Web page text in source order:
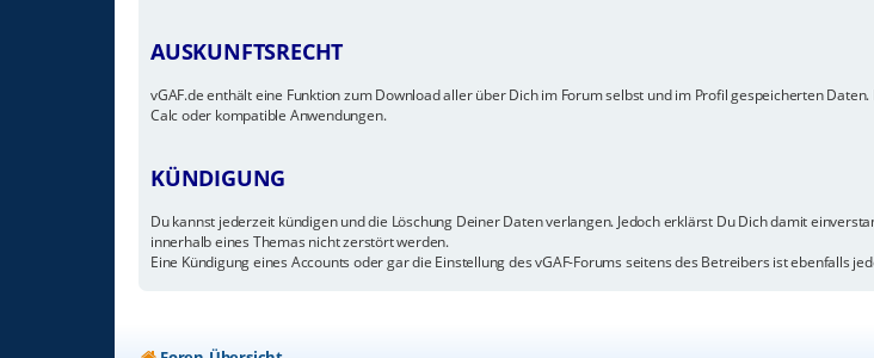
AUSKUNFTSRECHT
vGAF.de enthält eine Funktion zum Download aller über Dich im Forum selbst und im Profil gespeicherten
Calc oder kompatible Anwendungen.
KÜNDIGUNG
Du kannst jederzeit kündigen und die Löschung Deiner Daten verlangen. Jedoch erklärst Du Dich damit
innerhalb eines Themas nicht zerstört werden.
Eine Kündigung eines Accounts oder gar die Einstellung des vGAF-Forums seitens des Betreibers ist ebenfalls